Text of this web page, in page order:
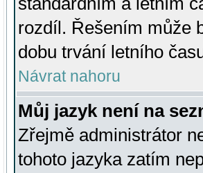
rozdíl. Řešením může
dobu trvání letního
Návrat nahoru
Můj jazyk není na
Zřejmě administrátor
tohoto jazyka zatím